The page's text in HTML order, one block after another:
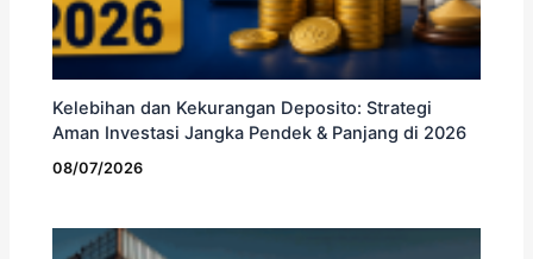
Kelebihan dan Kekurangan Deposito: Strategi
Aman Investasi Jangka Pendek & Panjang di 2026
08/07/2026